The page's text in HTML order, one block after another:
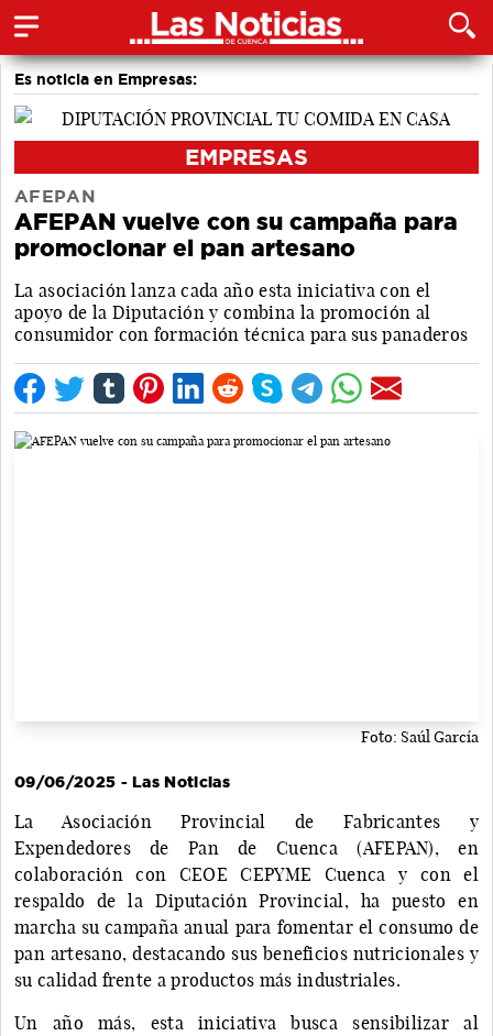
Es noticia en Empresas:
EMPRESAS
AFEPAN
AFEPAN vuelve con su campaña para
promocionar el pan artesano
La asociación lanza cada año esta iniciativa con el
apoyo de la Diputación y combina la promoción al
consumidor con formación técnica para sus panaderos
Foto: Saúl García
09/06/2025 - Las Noticias
La Asociación Provincial de Fabricantes y
Expendedores de Pan de Cuenca (AFEPAN), en
colaboración con CEOE CEPYME Cuenca y con el
respaldo de la Diputación Provincial, ha puesto en
marcha su campaña anual para fomentar el consumo de
pan artesano, destacando sus beneficios nutricionales y
su calidad frente a productos más industriales.
Un año más, esta iniciativa busca sensibilizar al